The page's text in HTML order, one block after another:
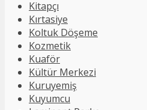
Kitapçı
Kırtasiye
Koltuk Döşeme
Kozmetik
Kuaför
Kültür Merkezi
Kuruyemiş
Kuyumcu